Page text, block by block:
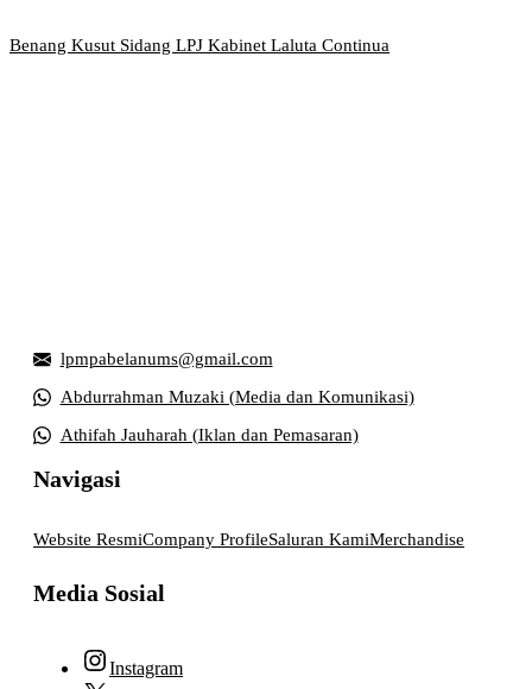
Benang Kusut Sidang LPJ Kabinet Laluta Continua
lpmpabelanums@gmail.com
Abdurrahman Muzaki (Media dan Komunikasi)
Athifah Jauharah (Iklan dan Pemasaran)
Navigasi
Website ResmiCompany ProfileSaluran KamiMerchandise
Media Sosial
Instagram